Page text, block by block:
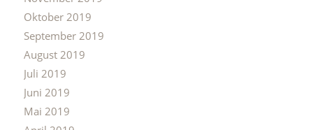
Oktober 2019
September 2019
August 2019
Juli 2019
Juni 2019
Mai 2019